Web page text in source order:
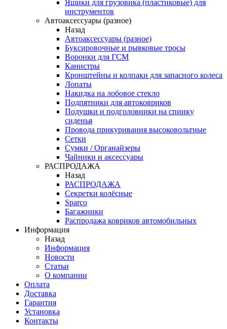
Ящики для грузовика (пластиковые) для
инструментов
Автоаксессуары (разное)
Назад
Автоаксессуары (разное)
Буксировочные и рывковые тросы
Воронки для ГСМ
Канистры
Кронштейны и колпаки для запасного колеса
Лопаты
Накидка на лобовое стекло
Подпятники для автоковриков
Подушки и подголовники на спинку
сиденья
Провода прикуривания высоковольтные
Сетки
Сумки / Органайзеры
Чайники и аксессуары
РАСПРОДАЖА
Назад
РАСПРОДАЖА
Секретки колёсные
Sparco
Багажники
Распродажа ковриков автомобильных
Информация
Назад
Информация
Новости
Статьи
О компании
Оплата
Доставка
Гарантия
Установка
Контакты